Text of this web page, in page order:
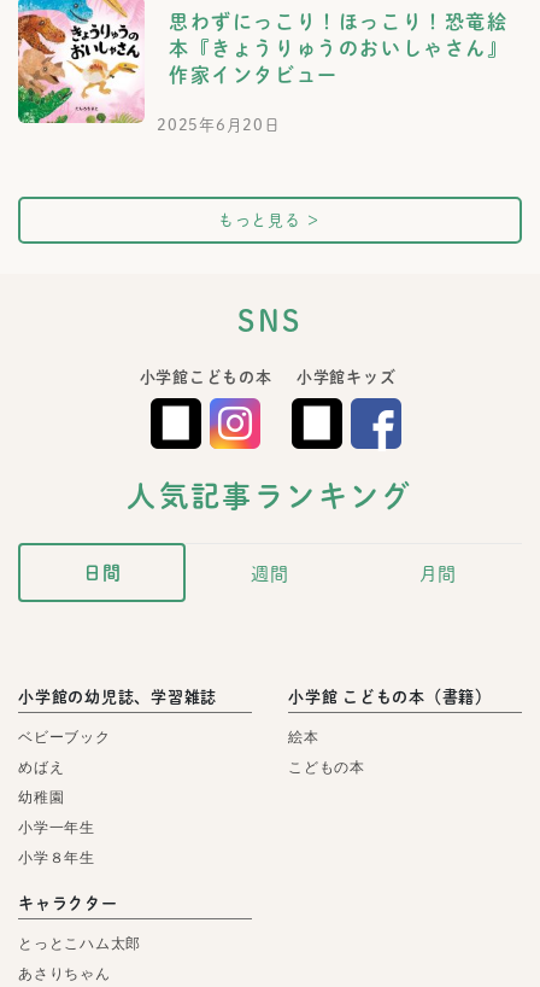
思わずにっこり！ほっこり！恐竜絵
本『きょうりゅうのおいしゃさん』
作家インタビュー
2025年6月20日
もっと見る ＞
SNS
小学館こどもの本 小学館キッズ
人気記事ランキング
日間 週間 月間
小学館の幼児誌、学習雑誌
ベビーブック
めばえ
幼稚園
小学一年生
小学８年生
小学館 こどもの本（書籍）
絵本
こどもの本
キャラクター
とっとこハム太郎
あさりちゃん